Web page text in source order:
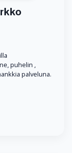
puhelin ,
palveluna.